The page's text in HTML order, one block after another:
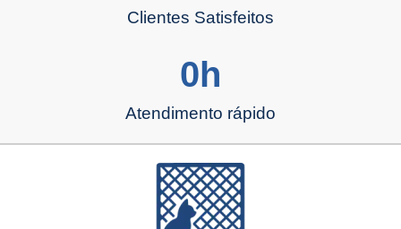
Clientes Satisfeitos
Atendimento rápido
0h